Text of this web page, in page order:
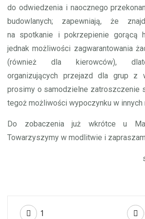
do odwiedzenia i naocznego
budowlanych; zapewniają, że
na spotkanie i pokrzepienie gorącą
jednak możliwości zagwarantowania
(również dla kierowców),
organizujących przejazd dla grup z
prosimy o samodzielne zatroszczenie
tegoż możliwości wypoczynku w innych
Do zobaczenia już wkrótce u
Towarzyszymy w modlitwie i
1